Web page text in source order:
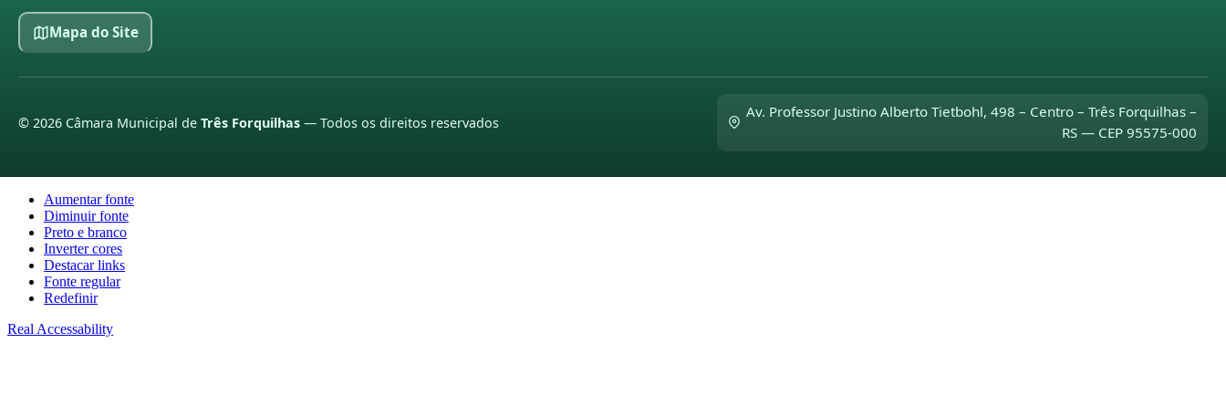
Mapa do Site
© 2026 Câmara Municipal de Três Forquilhas — Todos os direitos reservados
Av. Professor Justino Alberto Tietbohl, 498 – Centro – Três Forquilhas –
RS — CEP 95575-000
Aumentar fonte
Diminuir fonte
Preto e branco
Inverter cores
Destacar links
Fonte regular
Redefinir
Real Accessability